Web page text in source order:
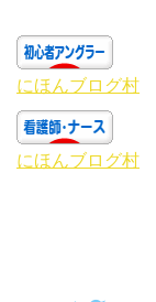
にほんブログ村
にほんブログ村